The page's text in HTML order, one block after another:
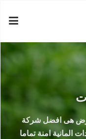
هى افضل شركة
المانية امنة تماما